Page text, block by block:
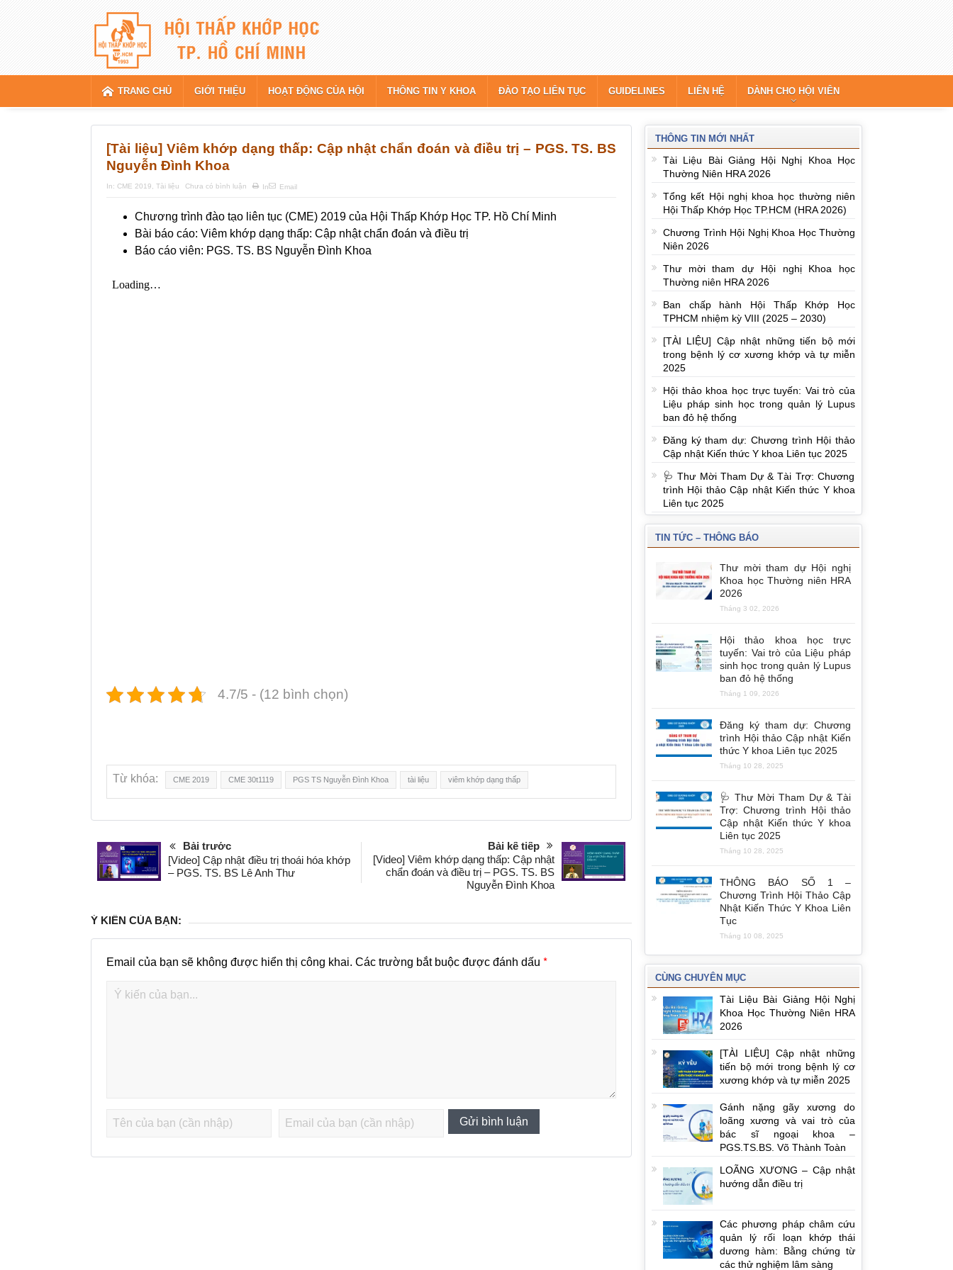
TRANG CHỦ GIỚI THIỆU HOẠT ĐỘNG CỦA HỘI THÔNG TIN Y KHOA ĐÀO TẠO LIÊN TỤC GUIDELINES LIÊN HỆ DÀNH CHO HỘI VIÊN
[Tài liệu] Viêm khớp dạng thấp: Cập nhật chẩn đoán và điều trị – PGS. TS. BS
Nguyễn Đình Khoa
In: CME 2019 Tài liệu Chưa có bình luận In Email
Chương trình đào tạo liên tục (CME) 2019 của Hội Thấp Khớp Học TP. Hồ Chí Minh
Bài báo cáo: Viêm khớp dạng thấp: Cập nhật chẩn đoán và điều trị
Báo cáo viên: PGS. TS. BS Nguyễn Đình Khoa
4.7/5 - (12 bình chọn)
Từ khóa: CME 2019 CME 30t1119 PGS TS Nguyễn Đình Khoa tài liệu viêm khớp dạng thấp
Bài trước
[Video] Cập nhật điều trị thoái hóa khớp
– PGS. TS. BS Lê Anh Thư
Bài kế tiếp
[Video] Viêm khớp dạng thấp: Cập nhật
chẩn đoán và điều trị – PGS. TS. BS
Nguyễn Đình Khoa
Ý KIẾN CỦA BẠN:
Email của bạn sẽ không được hiển thị công khai. Các trường bắt buộc được đánh dấu *
THÔNG TIN MỚI NHẤT
Tài Liệu Bài Giảng Hội Nghị Khoa Học
Thường Niên HRA 2026
Tổng kết Hội nghị khoa học thường niên
Hội Thấp Khớp Học TP.HCM (HRA 2026)
Chương Trình Hội Nghị Khoa Học Thường
Niên 2026
Thư mời tham dự Hội nghị Khoa học
Thường niên HRA 2026
Ban chấp hành Hội Thấp Khớp Học
TPHCM nhiệm kỳ VIII (2025 – 2030)
[TÀI LIỆU] Cập nhật những tiến bộ mới
trong bệnh lý cơ xương khớp và tự miễn
2025
Hội thảo khoa học trực tuyến: Vai trò của
Liệu pháp sinh học trong quản lý Lupus
ban đỏ hệ thống
Đăng ký tham dự: Chương trình Hội thảo
Cập nhật Kiến thức Y khoa Liên tục 2025
🩺 Thư Mời Tham Dự & Tài Trợ: Chương
trình Hội thảo Cập nhật Kiến thức Y khoa
Liên tục 2025
TIN TỨC – THÔNG BÁO
Thư mời tham dự Hội nghị
Khoa học Thường niên HRA
2026
Tháng 3 02, 2026
Hội thảo khoa học trực
tuyến: Vai trò của Liệu pháp
sinh học trong quản lý Lupus
ban đỏ hệ thống
Tháng 1 09, 2026
Đăng ký tham dự: Chương
trình Hội thảo Cập nhật Kiến
thức Y khoa Liên tục 2025
Tháng 10 28, 2025
🩺 Thư Mời Tham Dự & Tài
Trợ: Chương trình Hội thảo
Cập nhật Kiến thức Y khoa
Liên tục 2025
Tháng 10 28, 2025
THÔNG BÁO SỐ 1 –
Chương Trình Hội Thảo Cập
Nhật Kiến Thức Y Khoa Liên
Tục
Tháng 10 08, 2025
CÙNG CHUYÊN MỤC
Tài Liệu Bài Giảng Hội Nghị
Khoa Học Thường Niên HRA
2026
[TÀI LIỆU] Cập nhật những
tiến bộ mới trong bệnh lý cơ
xương khớp và tự miễn 2025
Gánh nặng gãy xương do
loãng xương và vai trò của
bác sĩ ngoại khoa –
PGS.TS.BS. Võ Thành Toàn
LOÃNG XƯƠNG – Cập nhật
hướng dẫn điều trị
Các phương pháp châm cứu
quản lý rối loạn khớp thái
dương hàm: Bằng chứng từ
các thử nghiệm lâm sàng